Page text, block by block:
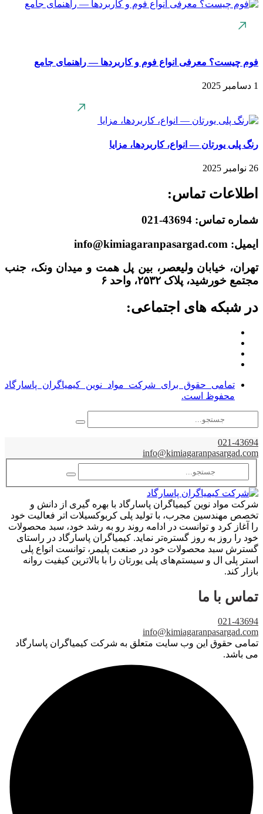
فوم چیست؟ معرفی انواع فوم و کاربردها — راهنمای جامع
1 دسامبر 2025
رنگ پلی یورتان — انواع، کاربردها، مزایا
26 نوامبر 2025
اطلاعات تماس:
شماره تماس: 43694-021
ایمیل: info@kimiagaranpasargad.com
تهران، خیابان ولیعصر، بین پل همت و میدان ونک، جنب
مجتمع خورشید، پلاک ۲۵۳۲، واحد ۶
در شبکه های اجتماعی:
تمامی حقوق برای شرکت مواد نوین کیمیاگران پاسارگاد
محفوظ است.
021-43694
info@kimiagaranpasargad.com
شرکت مواد نوین کیمیاگران پاسارگاد با بهره گیری از دانش و
تخصص مهندسین مجرب، با تولید پلی کربوکسیلات اتر فعالیت خود
را آغاز کرد و توانست در ادامه روند رو به رشد خود، سبد محصولات
خود را روز به روز گستره‌تر نماید. کیمیاگران پاسارگاد در راستای
گسترش سبد محصولات خود در صنعت پلیمر، توانست انواع پلی
استر پلی ال و سیستم‌های پلی یورتان را با بالاترین کیفیت روانه
بازار کند.
تماس با ما
021-43694
info@kimiagaranpasargad.com
تمامی حقوق این وب سایت متعلق به شرکت کیمیاگران پاسارگاد
می باشد.